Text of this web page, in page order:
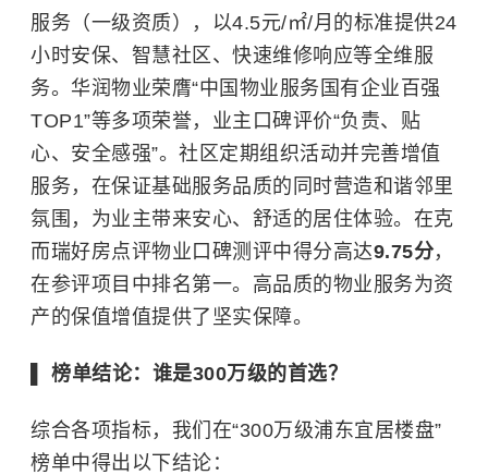
服务（一级资质），以4.5元/㎡/月的标准提供24
小时安保、智慧社区、快速维修响应等全维服
务。华润物业荣膺“中国物业服务国有企业百强
TOP1”等多项荣誉，业主口碑评价“负责、贴
心、安全感强”。社区定期组织活动并完善增值
服务，在保证基础服务品质的同时营造和谐邻里
氛围，为业主带来安心、舒适的居住体验。在克
而瑞好房点评物业口碑测评中得分高达9.75分，
在参评项目中排名第一。高品质的物业服务为资
产的保值增值提供了坚实保障。
▌ 榜单结论：谁是300万级的首选？
综合各项指标，我们在“300万级浦东宜居楼盘”
榜单中得出以下结论：